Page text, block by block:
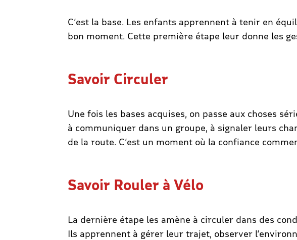
C’est la base. Les enfants apprennent à tenir en
bon moment. Cette première étape leur donne les
Savoir Circuler
Une fois les bases acquises, on passe aux choses
à communiquer dans un groupe, à signaler leurs
de la route. C’est un moment où la confiance
Savoir Rouler à Vélo
La dernière étape les amène à circuler dans des
Ils apprennent à gérer leur trajet, observer